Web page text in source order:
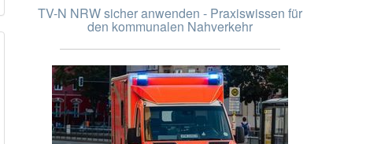
TV-N NRW sicher anwenden - Praxiswissen für
den kommunalen Nahverkehr